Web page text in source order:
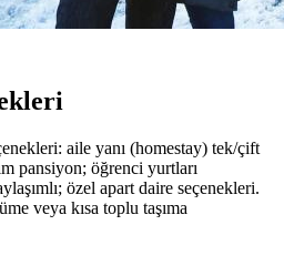
aile yanı (homestay) tek/çift
pansiyon; öğrenci yurtları
özel apart daire seçenekleri.
veya kısa toplu taşıma